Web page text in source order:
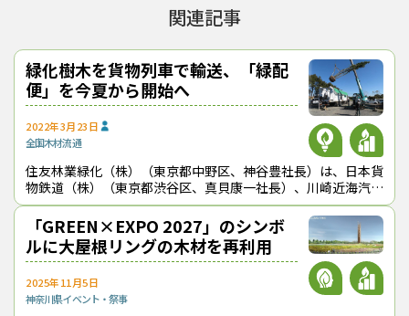
佐藤速水氏は、「今回のプロジェクトは、モーダルシフトによる
から環境とともに生きる持続可能な社会のあり方を発信していき
たい」と述べた。
関連記事
緑化樹木を貨物列車で輸送、「緑配
便」を今夏から開始へ
2022年3月23日
全国木材流通
住友林業緑化（株）（東京都中野区、神谷豊社長）は、日本貨
物鉄道（株）（東京都渋谷区、真貝康一社長）、川崎近海汽船
（株）（東京都千代田区、久下豊社長）、日本通運（株）（東
京都港区、齋藤充社長）と連携し
「GREEN×EXPO 2027」のシンボ
ルに大屋根リングの木材を再利用
2025年11月5日
神奈川県イベント・祭事